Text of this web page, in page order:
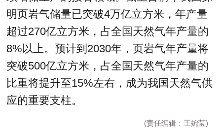
明页岩气储量已突破4万亿立方米，年产量
超过270亿立方米，占全国天然气年产量的
8%以上。预计到2030年，页岩气年产量将
突破500亿立方米，占全国天然气年产量的
比重将提升至15%左右，成为我国天然气供
应的重要支柱。
(责任编辑：王婉莹)